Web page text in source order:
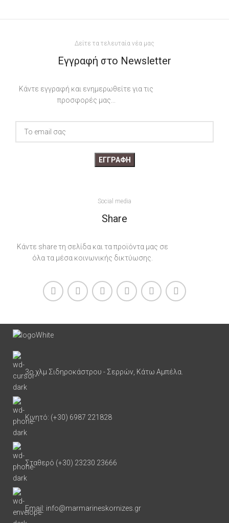
Δείτε τα τελευταία νέα μας
Εγγραφή στο Newsletter
Κάντε εγγραφή και ενημερωθείτε για τις
προσφορές μας...
Social media
Share
Κάντε share τη σελίδα και τα προϊόντα μας σε
όλα τα μέσα κοινωνικής δικτύωσης.
3ο χλμ Σιδηροκάστρου - Σερρών, Κάτω Αμπέλα.
Κινητό: (+30) 6987 221828
Σταθερό (+30) 23230 23666
Email: info@marmarineskornizes.gr